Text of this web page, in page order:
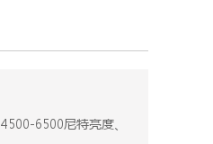
6500尼特亮度、